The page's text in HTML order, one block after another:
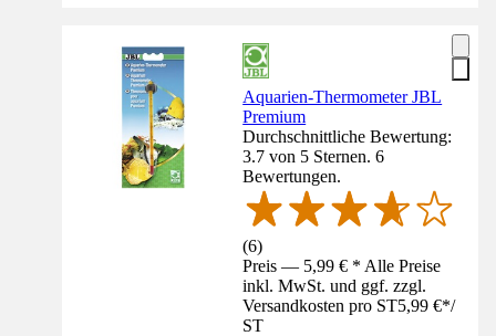
Aquarien-Thermometer JBL
Premium
Durchschnittliche Bewertung:
3.7 von 5 Sternen. 6
Bewertungen.
(6)
Preis — 5,99 € * Alle Preise
inkl. MwSt. und ggf. zzgl.
Versandkosten pro ST5,99 €*/
ST